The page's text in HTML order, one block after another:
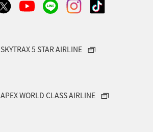
SKYTRAX 5 STAR AIRLINE
APEX WORLD CLASS AIRLINE